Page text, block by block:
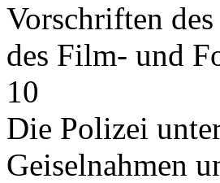
Vorschriften
des Film- und
10
Die Polizei
Geiselnahmen